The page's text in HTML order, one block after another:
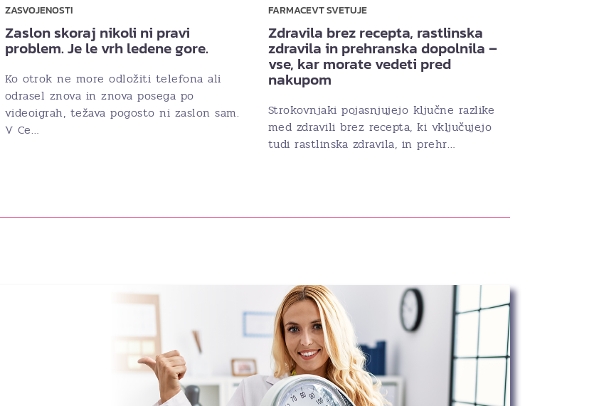
ZASVOJENOSTI
Zaslon skoraj nikoli ni pravi
problem. Je le vrh ledene gore.
Ko otrok ne more odložiti telefona ali
odrasel znova in znova posega po
videoigrah, težava pogosto ni zaslon sam.
V Ce…
FARMACEVT SVETUJE
Zdravila brez recepta, rastlinska
zdravila in prehranska dopolnila –
vse, kar morate vedeti pred
nakupom
Strokovnjaki pojasnjujejo ključne razlike
med zdravili brez recepta, ki vključujejo
tudi rastlinska zdravila, in prehr…